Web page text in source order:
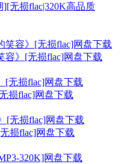
][无损flac|320K高品质
容》[无损flac]网盘下载
损flac]网盘下载
损flac]网盘下载